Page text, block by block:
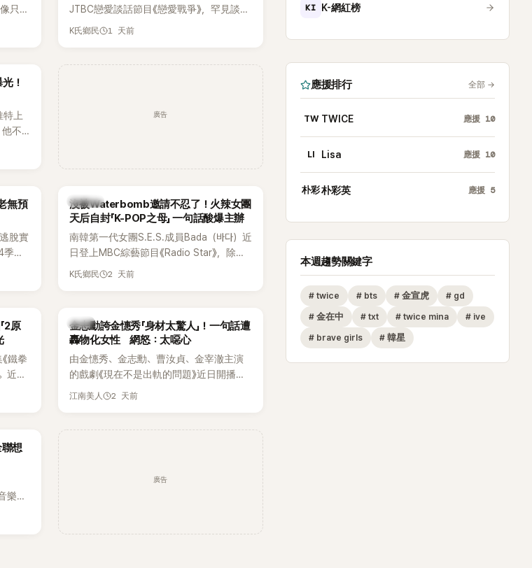
只剩
和
JTBC戀愛談話節目《戀愛戰爭》，罕見談及
自己的感情生活，不僅坦言已經整整5年沒
K氏鄉民 1 天前
！
特上
不
廣告
無預
脫實
，
K-POP
沒被Waterbomb邀請不忍了！火辣女團
天后自封「K-POP之母」 一句話酸爆主辦
南韓第一代女團S.E.S.成員Bada（바다）近
日登上MBC綜藝節目《Radio Star》，除了
分享近況，還罕見公開向夏季音樂節
根本只是懂了皮毛。」一番話笑翻全場，也
引發網友熱議。
K氏鄉民 2 天前
2原
鐵拳
近日
他
韓星
金志勳誇金憓秀「身材太驚人」！一句話遭
轟物化女性 網怒：太噁心
由金憓秀、金志勳、曹汝貞、金宰澈主演
的戲劇《現在不是出軌的問題》近日開播，
為宣傳新作品，四位主演一同出演
江南美人 2 天前
想
樂人
廣告
KI K-網紅榜
應援排行 全部 →
TW TWICE 應援 10
LI Lisa 應援 10
朴彩朴彩英 應援 5
本週趨勢關鍵字
# twice # bts # 金宣虎 # gd
# 金在中 # txt # twice mina # ive
# brave girls # 韓星